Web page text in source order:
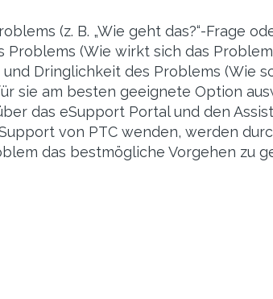
(z. B. „Wie geht das?“-Frage
Problems (Wie wirkt sich das
und Dringlichkeit des Problems (Wie
sie am besten geeignete Option
das eSupport Portal und den
von PTC wenden, werden
das bestmögliche Vorgehen zu